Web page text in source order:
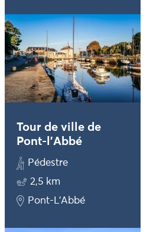
Tour de ville de
Pont-l’Abbé
Pédestre
2,5 km
Pont-L'Abbé